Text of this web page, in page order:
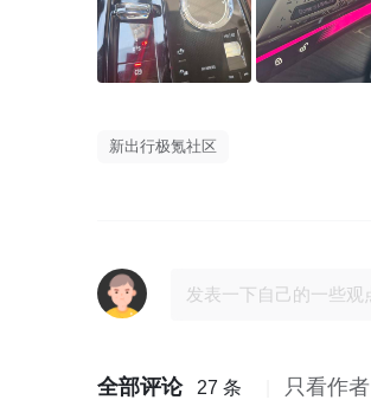
新出行极氪社区
全部评论 27 条 只看作者